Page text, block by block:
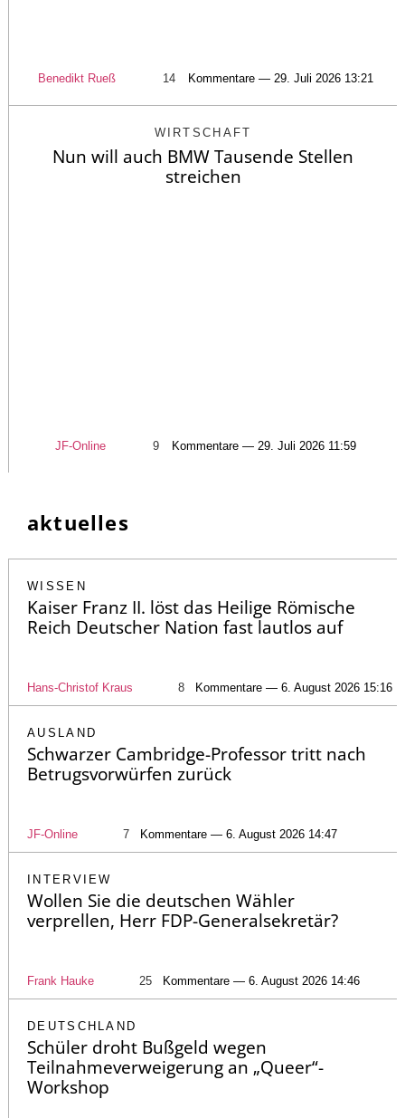
Benedikt Rueß 14 Kommentare — 29. Juli 2026 13:21
WIRTSCHAFT
Nun will auch BMW Tausende Stellen
streichen
JF-Online 9 Kommentare — 29. Juli 2026 11:59
aktuelles
WISSEN
Kaiser Franz II. löst das Heilige Römische
Reich Deutscher Nation fast lautlos auf
Hans-Christof Kraus 8 Kommentare — 6. August 2026 15:16
AUSLAND
Schwarzer Cambridge-Professor tritt nach
Betrugsvorwürfen zurück
JF-Online 7 Kommentare — 6. August 2026 14:47
INTERVIEW
Wollen Sie die deutschen Wähler
verprellen, Herr FDP-Generalsekretär?
Frank Hauke 25 Kommentare — 6. August 2026 14:46
DEUTSCHLAND
Schüler droht Bußgeld wegen
Teilnahmeverweigerung an „Queer“-
Workshop